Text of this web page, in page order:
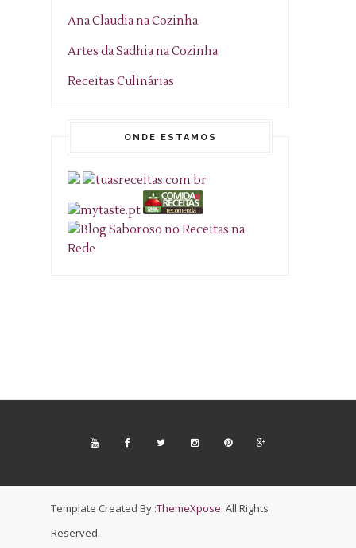
Ana Claudia na Cozinha
Artes da Sadhia na Cozinha
Receitas Culinárias
ONDE ESTAMOS
Template Created By :ThemeXpose. All Rights
Reserved.